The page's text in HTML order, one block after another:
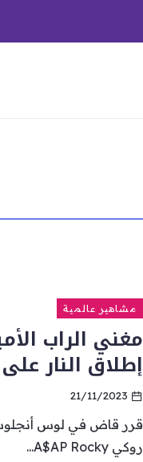
مشاهير عالمية
مغني الراب
إطلاق النار
21/11/2023
قرر قاض في لوس
روكي A$AP Rocky...